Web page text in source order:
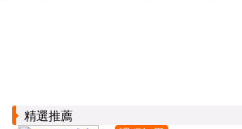
精選推薦